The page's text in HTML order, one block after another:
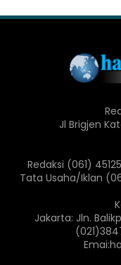
Jl Brigjen
Redaksi (061)
Tata Usaha/Iklan
Jakarta: Jln.